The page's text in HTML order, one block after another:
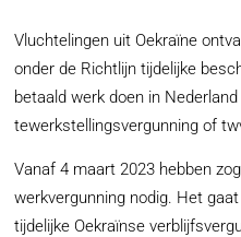
Vluchtelingen uit Oekraïne
onder de Richtlijn tijdelijke
betaald werk doen in
tewerkstellingsvergunning of
Vanaf 4 maart 2023 hebben
werkvergunning nodig. Het
tijdelijke Oekraïnse